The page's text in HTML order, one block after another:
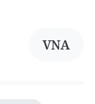
VNA